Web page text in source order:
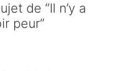
de “Il n’y a
peur”